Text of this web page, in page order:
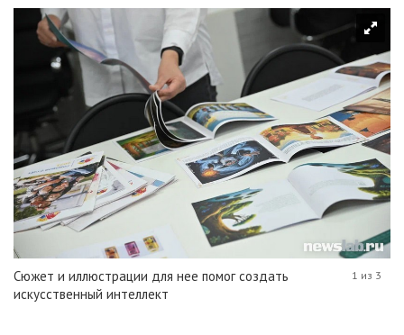
Сюжет и иллюстрации для нее помог создать
искусственный интеллект
1 из 3